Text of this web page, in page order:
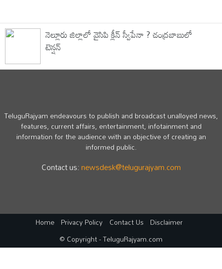
నెల్లూరు జిల్లాలో వైసిపి క్లీన్ స్వీపేనా ? చంద్రబాబులో
టెన్షన్
TeluguRajyam endeavours to publish and broadcast unalloyed news,
features, current affairs, entertainment, infotainment and
information for the audience with an objective of creating an
informed public.
Contact us:newsdesk@telugurajyam.com
Home Privacy Policy Contact Us Disclaimer
© Copyright - TeluguRajyam.com